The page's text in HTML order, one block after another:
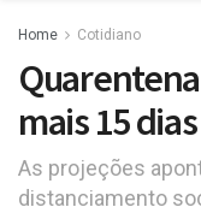
Home Cotidiano
mais 15 dias
As projeções
distanciamento